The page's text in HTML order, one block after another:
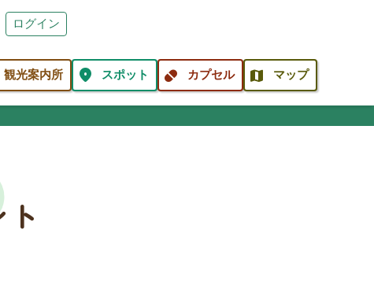
ログイン
観光案内所 location_on スポット pill カプセル map マップ